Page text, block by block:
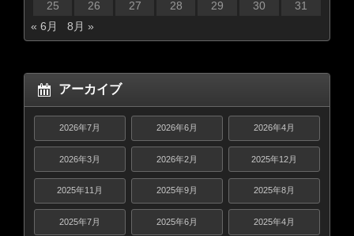
25
26 27 28 29 30
31
« 6月
8月 »
アーカイブ
2026年7月 2026年6月 2026年4月
2026年3月 2026年2月 2025年12月
2025年11月 2025年9月 2025年8月
2025年7月 2025年6月 2025年4月